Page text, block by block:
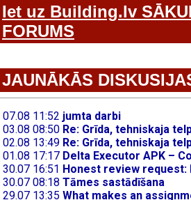
Iet uz Building.lv
FORUMS
JAUNĀKĀS